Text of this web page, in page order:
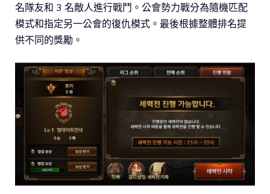
名隊友和 3 名敵人進行戰鬥。公會勢力戰分為隨機匹配
模式和指定另一公會的復仇模式。最後根據整體排名提
供不同的獎勵。